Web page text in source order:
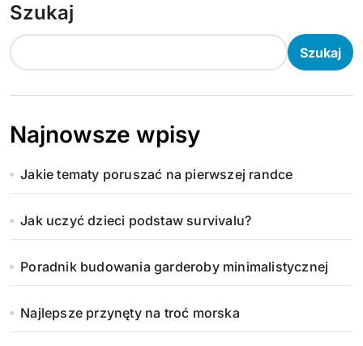
Szukaj
Szukaj
Najnowsze wpisy
Jakie tematy poruszać na pierwszej randce
Jak uczyć dzieci podstaw survivalu?
Poradnik budowania garderoby minimalistycznej
Najlepsze przynęty na troć morska